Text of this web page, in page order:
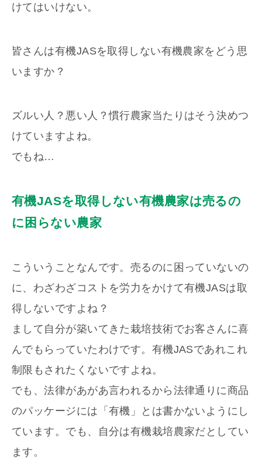
けてはいけない。
皆さんは有機JASを取得しない有機農家をどう思
いますか？
ズルい人？悪い人？慣行農家当たりはそう決めつ
けていますよね。
でもね…
有機JASを取得しない有機農家は売るの
に困らない農家
こういうことなんです。売るのに困っていないの
に、わざわざコストを労力をかけて有機JASは取
得しないですよね？
まして自分が築いてきた栽培技術でお客さんに喜
んでもらっていたわけです。有機JASであれこれ
制限もされたくないですよね。
でも、法律があがあ言われるから法律通りに商品
のパッケージには「有機」とは書かないようにし
ています。でも、自分は有機栽培農家だとしてい
ます。